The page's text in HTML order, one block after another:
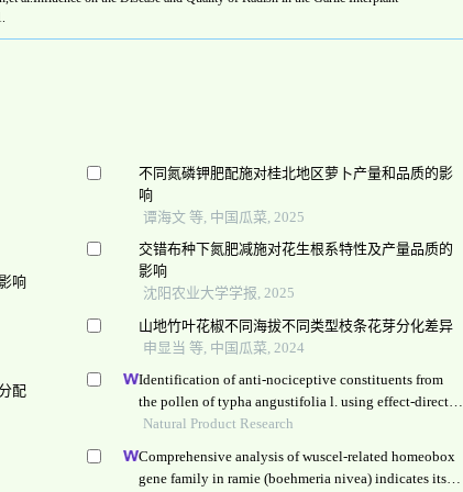
响
配
不同氮磷钾肥配施对桂北地区萝卜产量和品质的影
响
谭海文 等, 中国瓜菜, 2025
交错布种下氮肥减施对花生根系特性及产量品质的
影响
沈阳农业大学学报, 2025
山地竹叶花椒不同海拔不同类型枝条花芽分化差异
申显当 等, 中国瓜菜, 2024
Identification of anti-nociceptive constituents from
the pollen of typha angustifolia l. using effect-directed
fractionation
Natural Product Research
Comprehensive analysis of wuscel-related homeobox
gene family in ramie (boehmeria nivea) indicates its